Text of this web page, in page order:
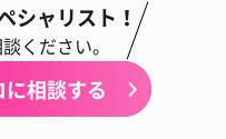
シャリスト！
ください。
相談する